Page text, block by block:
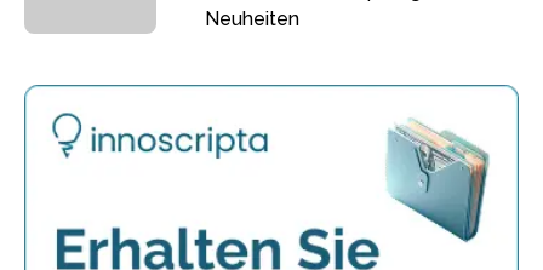
Neuheiten